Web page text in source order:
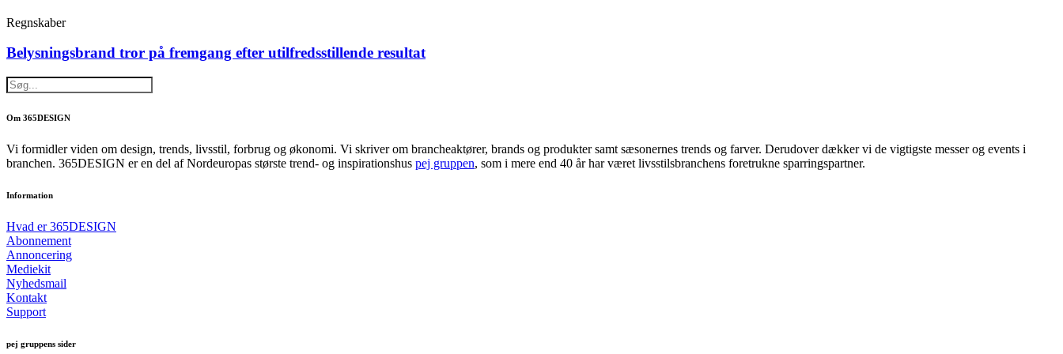
Regnskaber
Belysningsbrand tror på fremgang efter utilfredsstillende resultat
Om 365DESIGN
Vi formidler viden om design, trends, livsstil, forbrug og økonomi. Vi skriver om brancheaktører, brands og produkter samt sæsonernes trends og farver. Derudover dækker vi de vigtigste messer og events i
branchen. 365DESIGN er en del af Nordeuropas største trend- og inspirationshus pej gruppen, som i mere end 40 år har været livsstilsbranchens foretrukne sparringspartner.
Information
Hvad er 365DESIGN
Abonnement
Annoncering
Mediekit
Nyhedsmail
Kontakt
Support
pej gruppens sider